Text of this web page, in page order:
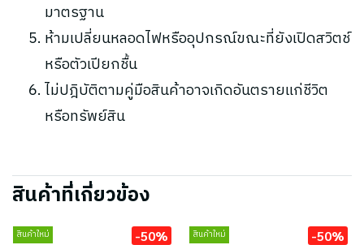
มาตรฐาน
ห้ามเปลี่ยนหลอดไฟหรืออุปกรณ์ขณะที่ยังเปิดสวิตช์
หรือตัวเปียกชื้น
ไม่ปฎิบัติตามคู่มือสินค้าอาจเกิดอันตรายแก่ชีวิต
หรือทรัพย์สิน
สินค้าที่เกี่ยวข้อง
สินค้าใหม่ -50% สินค้าใหม่ -50%